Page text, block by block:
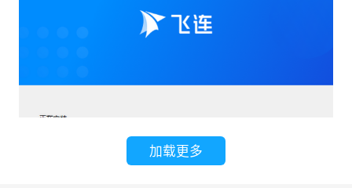
先进的敏感图纸、图形识别算法
AI 风险洞察，前置发现泄密风险
加载更多